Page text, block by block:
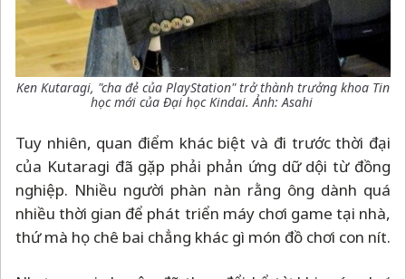
Ken Kutaragi, "cha đẻ của PlayStation" trở thành trưởng khoa Tin
học mới của Đại học Kindai. Ảnh: Asahi
Tuy nhiên, quan điểm khác biệt và đi trước thời đại
của Kutaragi đã gặp phải phản ứng dữ dội từ đồng
nghiệp. Nhiều người phàn nàn rằng ông dành quá
nhiều thời gian để phát triển máy chơi game tại nhà,
thứ mà họ chê bai chẳng khác gì món đồ chơi con nít.